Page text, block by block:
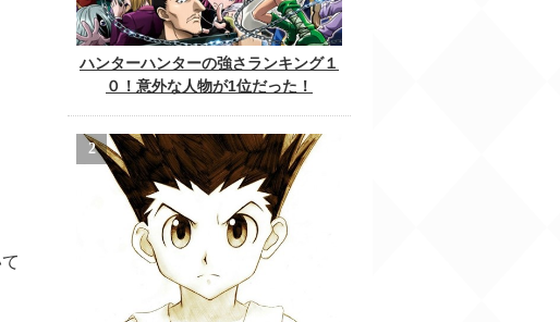
ハンターハンターの強さランキング１
０！意外な人物が1位だった！